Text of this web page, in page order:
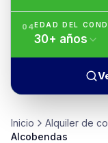
04EDAD DEL
30+ años
Inicio Alquiler de
Alcobendas